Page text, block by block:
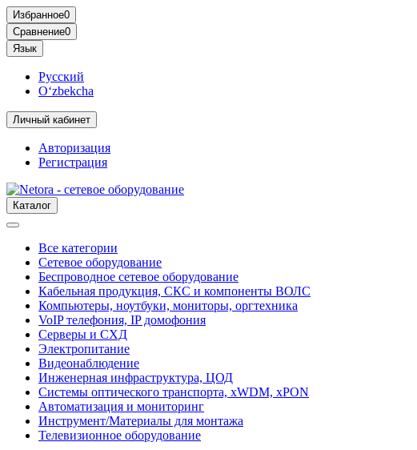
Избранное0
Сравнение0
Язык
Русский
O‘zbekcha
Личный кабинет
Авторизация
Регистрация
Каталог
Все категории
Сетевое оборудование
Беспроводное сетевое оборудование
Кабельная продукция, СКС и компоненты ВОЛС
Компьютеры, ноутбуки, мониторы, оргтехника
VoIP телефония, IP домофония
Серверы и СХД
Электропитание
Видеонаблюдение
Инженерная инфраструктура, ЦОД
Системы оптического транспорта, xWDM, xPON
Автоматизация и мониторинг
Инструмент/Материалы для монтажа
Телевизионное оборудование